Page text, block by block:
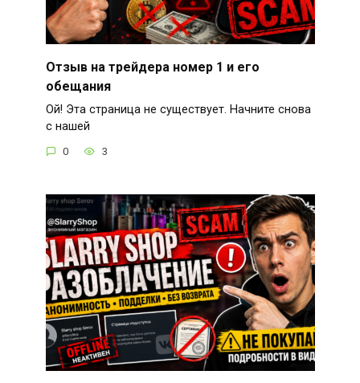
Отзыв на трейдера номер 1 и его
обещания
Ой! Эта страница не существует. Начните снова
с нашей
0 3